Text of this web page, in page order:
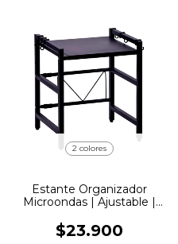
2 colores
Estante Organizador
Microondas | Ajustable |
CS16
$23.900